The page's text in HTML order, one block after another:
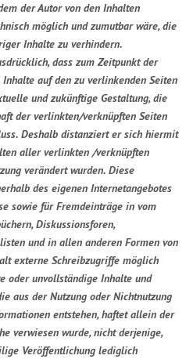
der Autor von den Inhalten
möglich und zumutbar wäre, die
Inhalte zu verhindern.
dass zum Zeitpunkt der
auf den zu verlinkenden Seiten
und zukünftige Gestaltung, die
der verlinkten/verknüpften Seiten
Deshalb distanziert er sich hiermit
aller verlinkten /verknüpften
verändert wurden. Diese
des eigenen Internetangebotes
sowie für Fremdeinträge in vom
Diskussionsforen,
und in allen anderen Formen von
externe Schreibzugriffe möglich
oder unvollständige Inhalte und
aus der Nutzung oder Nichtnutzung
entstehen, haftet allein der
verwiesen wurde, nicht derjenige,
Veröffentlichung lediglich